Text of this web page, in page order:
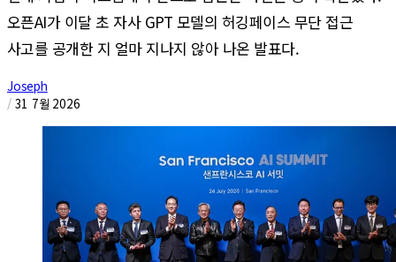
오픈AI가 이달 초 자사 GPT 모델의 허깅페이스 무단 접근
사고를 공개한 지 얼마 지나지 않아 나온 발표다.
Joseph
/ 31 7월 2026